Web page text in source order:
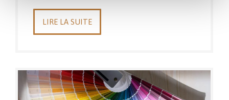
LIRE LA SUITE